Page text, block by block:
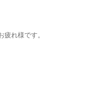
れ様です。